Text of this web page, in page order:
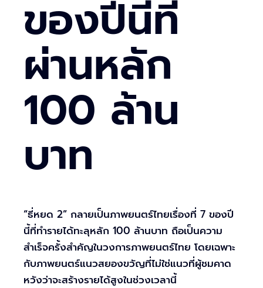
ของปีนี้ที่
ผ่านหลัก
100 ล้าน
บาท
“ธี่หยด 2” กลายเป็นภาพยนตร์ไทยเรื่องที่ 7 ของปี
นี้ที่ทำรายได้ทะลุหลัก 100 ล้านบาท ถือเป็นความ
สำเร็จครั้งสำคัญในวงการภาพยนตร์ไทย โดยเฉพาะ
กับภาพยนตร์แนวสยองขวัญที่ไม่ใช่แนวที่ผู้ชมคาด
หวังว่าจะสร้างรายได้สูงในช่วงเวลานี้